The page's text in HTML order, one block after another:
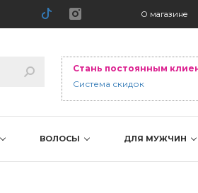
О магазине
Стань постоянным
Система скидок
ВОЛОСЫ ДЛЯ МУЖЧИН